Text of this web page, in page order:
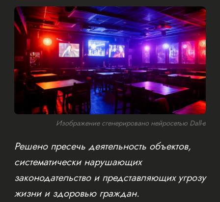
Изображение сгенерировано нейросетью Dall-e
Решено пресечь деятельность объектов,
систематически нарушающих
законодательство и представляющих угрозу
жизни и здоровью граждан.